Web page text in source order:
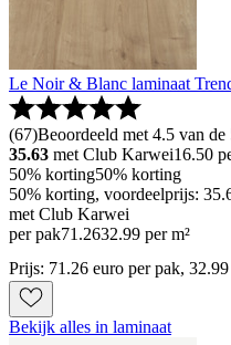
Le Noir & Blanc laminaat
(67)Beoordeeld met 4.5 van
35.63 met Club Karwei16.50
50% korting50% korting
50% korting, voordeelprijs:
met Club Karwei
per pak71 .2632.99 per m²
Prijs: 71.26 euro per pak,
Bekijk alles in laminaat